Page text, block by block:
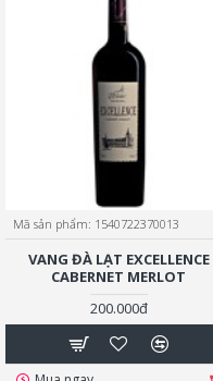
Mã sản phẩm: 1540722370013
VANG ĐÀ LẠT EXCELLENCE
CABERNET MERLOT
200.000đ